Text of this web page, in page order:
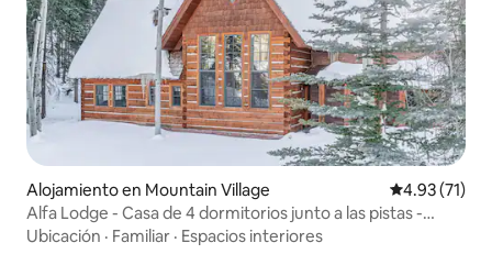
Alojamiento en Mountain Village Calificación
4.93 (71)
Alfa Lodge - Casa de 4 dormitorios junto a las pistas -
Jacuzzi
Ubicación · Familiar · Espacios interiores